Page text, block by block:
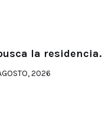
la residencia.
2026